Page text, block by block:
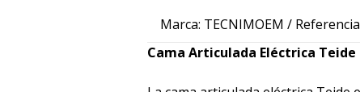
Marca: TECNIMOEM /
Cama Articulada Eléctrica